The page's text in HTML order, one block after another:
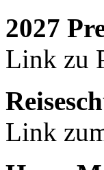
2027
Link zu
Link